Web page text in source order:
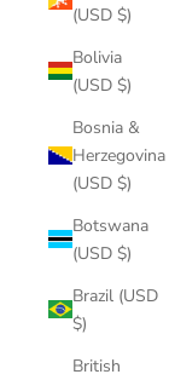
(USD $)
Bolivia
(USD $)
Bosnia &
Herzegovina
(USD $)
Botswana
(USD $)
Brazil (USD
$)
British